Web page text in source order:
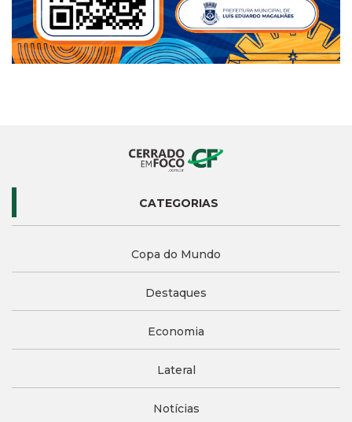
CATEGORIAS
Copa do Mundo
Destaques
Economia
Lateral
Notícias